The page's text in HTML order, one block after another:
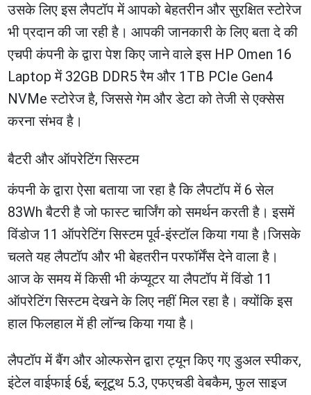
उसके लिए इस लैपटॉप में आपको बेहतरीन और सुरक्षित स्टोरेज
भी प्रदान की जा रही है। आपकी जानकारी के लिए बता दे की
एचपी कंपनी के द्वारा पेश किए जाने वाले इस HP Omen 16
Laptop में 32GB DDR5 रैम और 1TB PCIe Gen4
NVMe स्टोरेज है, जिससे गेम और डेटा को तेजी से एक्सेस
करना संभव है।
बैटरी और ऑपरेटिंग सिस्टम
कंपनी के द्वारा ऐसा बताया जा रहा है कि लैपटॉप में 6 सेल
83Wh बैटरी है जो फास्ट चार्जिंग को समर्थन करती है। इसमें
विंडोज 11 ऑपरेटिंग सिस्टम पूर्व-इंस्टॉल किया गया है।जिसके
चलते यह लैपटॉप और भी बेहतरीन परफॉर्मेंस देने वाला है।
आज के समय में किसी भी कंप्यूटर या लैपटॉप में विंडो 11
ऑपरेटिंग सिस्टम देखने के लिए नहीं मिल रहा है। क्योंकि इस
हाल फिलहाल में ही लॉन्च किया गया है।
लैपटॉप में बैंग और ओल्फसेन द्वारा ट्यून किए गए डुअल स्पीकर,
इंटेल वाईफाई 6ई, ब्लूटूथ 5.3, एफएचडी वेबकैम, फुल साइज